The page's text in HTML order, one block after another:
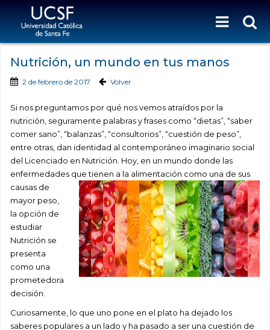
Nutrición, un mundo en tus manos
2 de febrero de 2017 Volver
Si nos preguntamos por qué nos vemos atraídos por la
nutrición, seguramente palabras y frases como “dietas”, “saber
comer sano”, “balanzas”, “consultorios”, “cuestión de peso”,
entre otras, dan identidad al contemporáneo imaginario social
del Licenciado en Nutrición. Hoy, en un mundo donde las
enfermedades que tienen a la alimentación como una de sus
causas de
mayor peso,
la opción de
estudiar
Nutrición se
presenta
como una
prometedora
decisión.
Curiosamente, lo que uno pone en el plato ha dejado los
saberes populares a un lado y ha pasado a ser una cuestión de